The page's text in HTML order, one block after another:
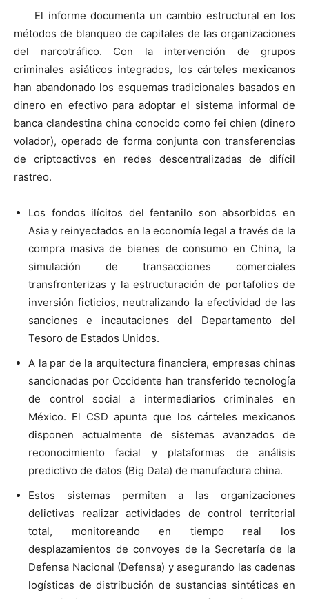
El informe documenta un cambio estructural en los
métodos de blanqueo de capitales de las organizaciones
del narcotráfico. Con la intervención de grupos
criminales asiáticos integrados, los cárteles mexicanos
han abandonado los esquemas tradicionales basados en
dinero en efectivo para adoptar el sistema informal de
banca clandestina china conocido como fei chien (dinero
volador), operado de forma conjunta con transferencias
de criptoactivos en redes descentralizadas de difícil
rastreo.
Los fondos ilícitos del fentanilo son absorbidos en
Asia y reinyectados en la economía legal a través de la
compra masiva de bienes de consumo en China, la
simulación de transacciones comerciales
transfronterizas y la estructuración de portafolios de
inversión ficticios, neutralizando la efectividad de las
sanciones e incautaciones del Departamento del
Tesoro de Estados Unidos.
A la par de la arquitectura financiera, empresas chinas
sancionadas por Occidente han transferido tecnología
de control social a intermediarios criminales en
México. El CSD apunta que los cárteles mexicanos
disponen actualmente de sistemas avanzados de
reconocimiento facial y plataformas de análisis
predictivo de datos (Big Data) de manufactura china.
Estos sistemas permiten a las organizaciones
delictivas realizar actividades de control territorial
total, monitoreando en tiempo real los
desplazamientos de convoyes de la Secretaría de la
Defensa Nacional (Defensa) y asegurando las cadenas
logísticas de distribución de sustancias sintéticas en